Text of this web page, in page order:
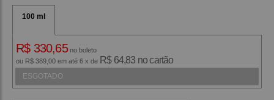
100 ml
R$ 330,65no boleto
ou R$ 389,00 em até 6 x de R$ 64,83 no cartão
ESGOTADO